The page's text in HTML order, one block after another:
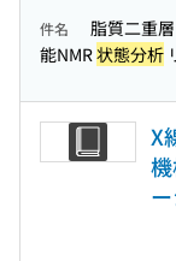
件名
脂質二重
能NMR状態分析
X